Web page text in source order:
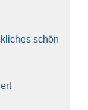
schön